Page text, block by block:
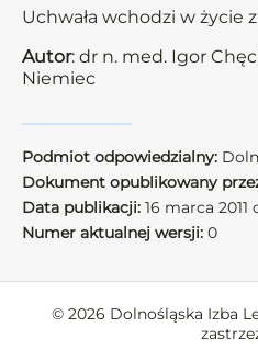
Uchwała wchodzi w życie
Autor: dr n. med. Igor
Niemiec
Podmiot odpowiedzialny:
Dokument opublikowany
Data publikacji: 16 marca 2011
Numer aktualnej wersji: 0
© 2026 Dolnośląska Izba